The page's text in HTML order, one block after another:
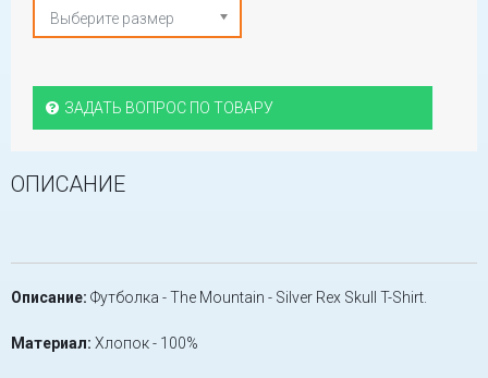
Выберите размер
ЗАДАТЬ ВОПРОС ПО ТОВАРУ
ОПИСАНИЕ
Описание: Футболка - The Mountain - Silver Rex Skull T-Shirt.
Материал: Хлопок - 100%